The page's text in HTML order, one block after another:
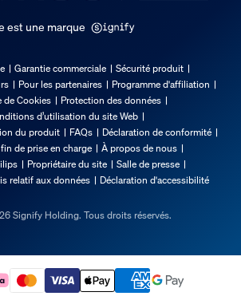
est une marque
Garantie commerciale
Sécurité produit
Pour les partenaires
Programme d'affiliation
de Cookies
Protection des données
d’utilisation du site Web
du produit
FAQs
Déclaration de conformité
de prise en charge
À propos de nous
Propriétaire du site
Salle de presse
relatif aux données Déclaration d'accessibilité
Signify Holding. Tous droits réservés.